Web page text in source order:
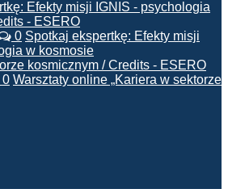
0 Spotkaj ekspertkę: Efekty misji
w kosmosie
0 Warsztaty online „Kariera w sektorze